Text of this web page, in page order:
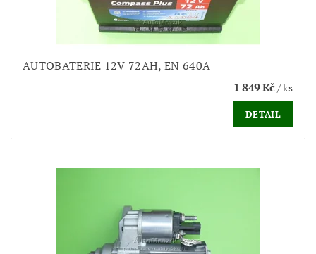
AUTOBATERIE 12V 72AH, EN 640A
1 849 Kč/ ks
DETAIL